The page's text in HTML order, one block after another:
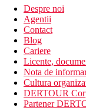
Despre noi
Agentii
Contact
Blog
Cariere
Licente,
Nota de
Cultura
DERTOUR
Partener